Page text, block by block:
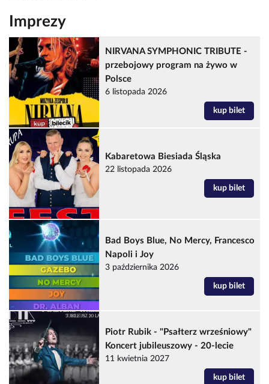
Imprezy
NIRVANA SYMPHONIC TRIBUTE -
przebojowy program na żywo w
Polsce
6 listopada 2026
kup bilet
Kabaretowa Biesiada Śląska
22 listopada 2026
kup bilet
Bad Boys Blue, No Mercy, Francesco
Napoli i Joy
3 października 2026
kup bilet
Piotr Rubik - "Psałterz wrześniowy"
Koncert jubileuszowy - 20-lecie
11 kwietnia 2027
kup bilet